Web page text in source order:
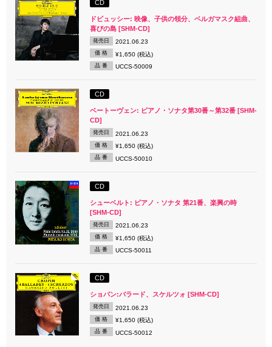
CD
ドビュッシー: 映像、子供の領分、ベルガマスク組曲、
喜びの島 [SHM-CD]
発売日 2021.06.23
価 格 ¥1,650 (税込)
品 番 UCCS-50009
CD
ベートーヴェン: ピアノ・ソナタ第30番～第32番 [SHM-
CD]
発売日 2021.06.23
価 格 ¥1,650 (税込)
品 番 UCCS-50010
CD
シューベルト: ピアノ・ソナタ 第21番、楽興の時
[SHM-CD]
発売日 2021.06.23
価 格 ¥1,650 (税込)
品 番 UCCS-50011
CD
ショパン:バラード、スケルツォ [SHM-CD]
発売日 2021.06.23
価 格 ¥1,650 (税込)
品 番 UCCS-50012